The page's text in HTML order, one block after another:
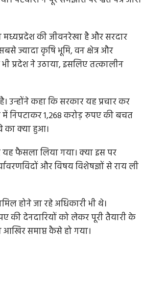
मध्यप्रदेश की जीवनरेखा है और सरदार
ज्यादा कृषि भूमि, वन क्षेत्र और
प्रदेश ने उठाया, इसलिए तत्कालीन
कहा कि सरकार यह प्रचार कर
निपटाकर 1,268 करोड़ रुपए की बचत
का क्या हुआ।
यह फैसला लिया गया। क्या इस पर
और विषय विशेषज्ञों से राय ली
होने जा रहे अधिकारी भी थे।
की देनदारियों को लेकर पूरी तैयारी के
समाप्त कैसे हो गया।